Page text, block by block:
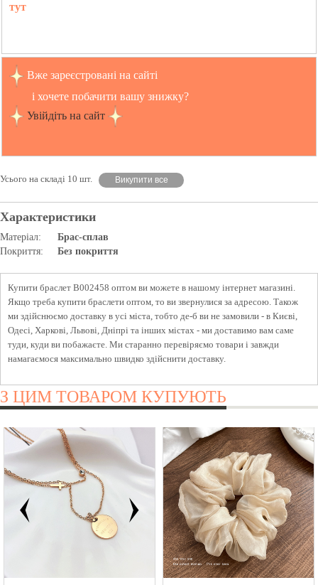
тут
Вже зареєстровані на сайті
і хочете побачити вашу знижку?
Увійдіть на сайт
Усього на складі 10 шт. Викупити все
Характеристики
Матеріал:
Брас-сплав
Покриття:
Без покриття
Купити браслет B002458 оптом ви можете в нашому інтернет магазині.
Якщо треба купити браслети оптом, то ви звернулися за адресою. Також
ми здійснюємо доставку в усі міста, тобто де-б ви не замовили - в Києві,
Одесі, Харкові, Львові, Дніпрі та інших містах - ми доставимо вам саме
туди, куди ви побажаєте. Ми старанно перевіряємо товари і завжди
намагаємося максимально швидко здійснити доставку.
З ЦИМ ТОВАРОМ КУПУЮТЬ